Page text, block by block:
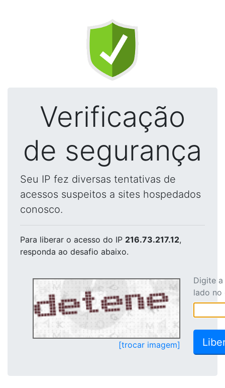
Verificação
de segurança
Seu IP fez diversas tentativas de
acessos suspeitos a sites hospedados
conosco.
Para liberar o acesso do IP 216.73.217.12,
responda ao desafio abaixo.
[trocar imagem]
Digite
lado no